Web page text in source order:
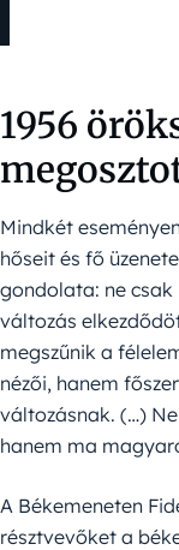
1956
Mindkét
hőseit és fő
gondolata: ne csak
változás
megszűnik a
nézői, hanem
változásnak. (…)
hanem ma
A Békemeneten
résztvevőket a